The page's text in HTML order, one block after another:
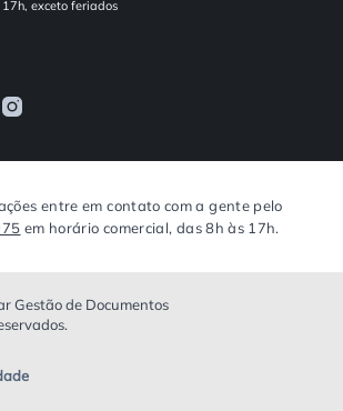
exceto feriados
entre em contato com a gente pelo
em horário comercial, das 8h às 17h.
Gestão de Documentos